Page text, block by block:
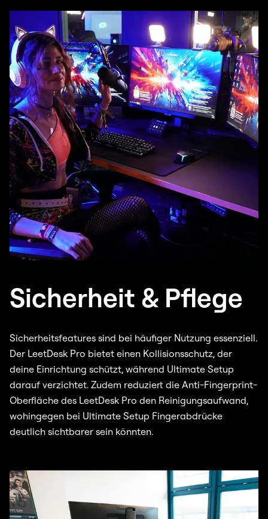
Sicherheit & Pflege
Sicherheitsfeatures sind bei häufiger Nutzung essenziell.
Der LeetDesk Pro bietet einen Kollisionsschutz, der
deine Einrichtung schützt, während Ultimate Setup
darauf verzichtet. Zudem reduziert die Anti-Fingerprint-
Oberfläche des LeetDesk Pro den Reinigungsaufwand,
wohingegen bei Ultimate Setup Fingerabdrücke
deutlich sichtbarer sein könnten.